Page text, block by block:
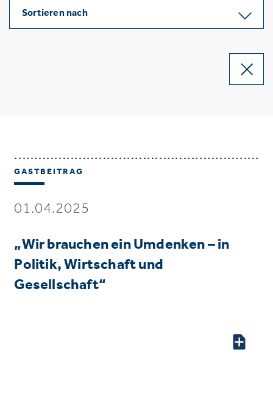
Sortieren nach
GASTBEITRAG
01.04.2025
„Wir brauchen ein Umdenken – in
Politik, Wirtschaft und
Gesellschaft“